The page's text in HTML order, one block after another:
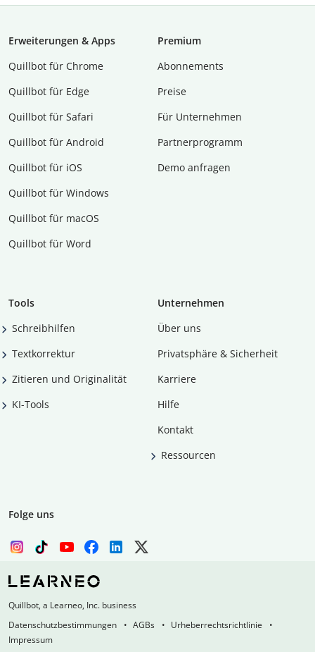
Erweiterungen & Apps
Quillbot für Chrome
Quillbot für Edge
Quillbot für Safari
Quillbot für Android
Quillbot für iOS
Quillbot für Windows
Quillbot für macOS
Quillbot für Word
Premium
Abon­ne­ments
Preise
Für Unternehmen
Partnerprogramm
Demo anfragen
Tools
Schreibhilfen
Textkorrektur
Zitieren und Originalität
KI-Tools
Unternehmen
Über uns
Privatsphäre & Sicherheit
Karriere
Hilfe
Kontakt
Ressourcen
Folge uns
Quillbot, a Learneo, Inc. business
Datenschutzbestimmungen
AGBs
Urheberrechtsrichtlinie
Impressum